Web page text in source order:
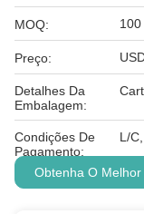
MOQ:
Preço:
Detalhes Da
Embalagem:
Condições De
Pagamento:
L/
Obtenha O Melhor